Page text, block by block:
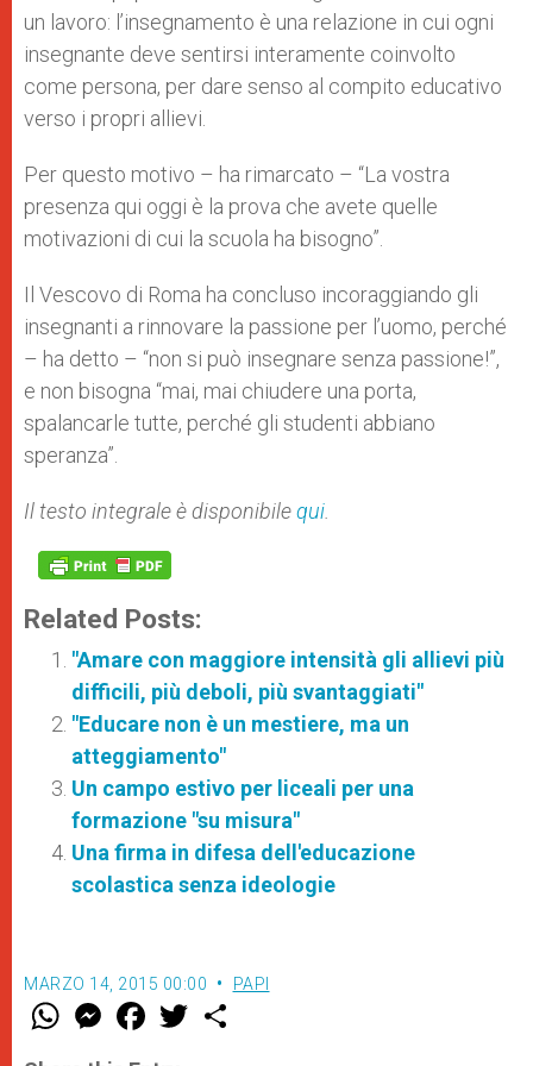
un lavoro: l’insegnamento è una relazione in cui ogni
insegnante deve sentirsi interamente coinvolto
come persona, per dare senso al compito educativo
verso i propri allievi.
Per questo motivo – ha rimarcato – “La vostra
presenza qui oggi è la prova che avete quelle
motivazioni di cui la scuola ha bisogno”.
Il Vescovo di Roma ha concluso incoraggiando gli
insegnanti a rinnovare la passione per l’uomo, perché
– ha detto – “non si può insegnare senza passione!”,
e non bisogna “mai, mai chiudere una porta,
spalancarle tutte, perché gli studenti abbiano
speranza”.
Il testo integrale è disponibilequi
Related Posts:
"Amare con maggiore intensità gli allievi più
difficili, più deboli, più svantaggiati"
"Educare non è un mestiere, ma un
atteggiamento"
Un campo estivo per liceali per una
formazione "su misura"
Una firma in difesa dell'educazione
scolastica senza ideologie
MARZO 14, 2015 00:00 PAPI
W M
e
F
a w